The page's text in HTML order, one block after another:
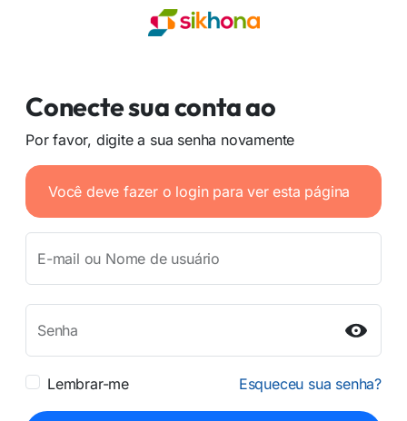
Conecte sua conta ao
Por favor, digite a sua senha novamente
Você deve fazer o login para ver esta página
E-mail ou Nome de usuário
Senha
Lembrar-me Esqueceu sua senha?